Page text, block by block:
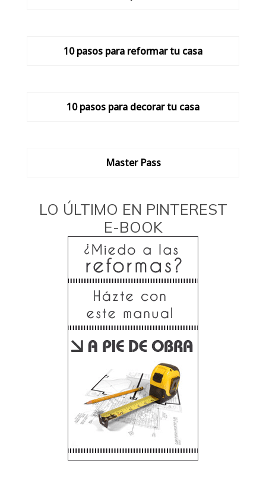
10 pasos para reformar tu casa
10 pasos para decorar tu casa
Master Pass
LO ÚLTIMO EN PINTEREST
E-BOOK